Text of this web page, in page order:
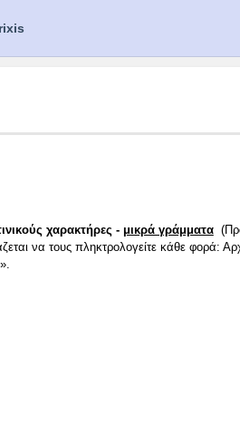
χαρακτήρες - μικρά γράμματα
να τους πληκτρολογείτε κάθε φορά: